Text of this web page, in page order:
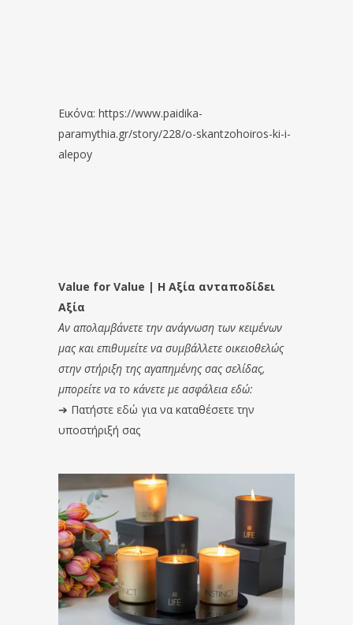
Εικόνα: https://www.paidika-
paramythia.gr/story/228/o-skantzohoiros-ki-i-
alepoy
Value for Value | Η Αξία ανταποδίδει
Αξία
Αν απολαμβάνετε την ανάγνωση των κειμένων
μας και επιθυμείτε να συμβάλλετε οικειοθελώς
στην στήριξη της αγαπημένης σας σελίδας,
μπορείτε να το κάνετε με ασφάλεια εδώ:
➔ Πατήστε εδώ για να καταθέσετε την
υποστήριξή σας